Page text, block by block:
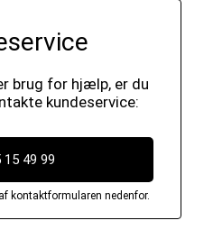
brug for hjælp, er du
kundeservice:
15 49 99
kontaktformularen nedenfor.